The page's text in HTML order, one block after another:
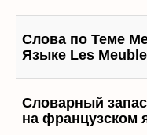
Слова по Теме
Языке Les
Словарный
на французском